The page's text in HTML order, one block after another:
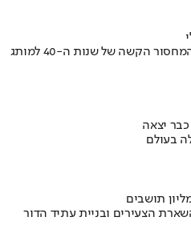
איך אסם הפכה את תקופת הצנע והמחסור הקשה של שנות ה-40 למותג
יצאה
בעולם
הצעירים ובניית עתיד הדור